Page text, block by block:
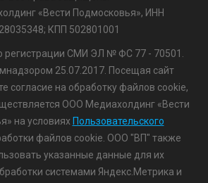
«Вести Подмосковья», ИНН
КПП 502801001
регистрации СМИ ЭЛ № ФС 77 - 70501.
25.07.2017. Посещая сайт
согласие на обработку файлов cookie,
ООО Медиахолдинг «Вести
на условиях Пользовательского
файлов cookie. ООО "ВП" также
указанные данные для их
системами Яндекс.Метрика и